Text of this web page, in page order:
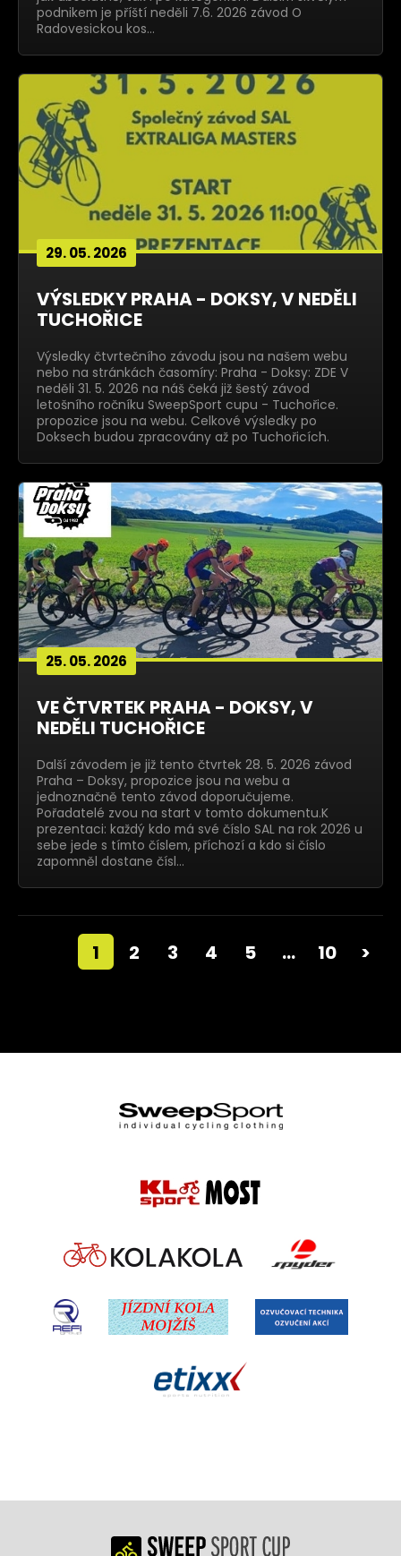
podnikem je příští neděli 7.6. 2026 závod O
Radovesickou kos…
29. 05. 2026
VÝSLEDKY PRAHA - DOKSY, V NEDĚLI
TUCHOŘICE
Výsledky čtvrtečního závodu jsou na našem webu
nebo na stránkách časomíry: Praha - Doksy: ZDE V
neděli 31. 5. 2026 na náš čeká již šestý závod
letošního ročníku SweepSport cupu - Tuchořice.
propozice jsou na webu. Celkové výsledky po
Doksech budou zpracovány až po Tuchořicích.
25. 05. 2026
VE ČTVRTEK PRAHA - DOKSY, V
NEDĚLI TUCHOŘICE
Další závodem je již tento čtvrtek 28. 5. 2026 závod
Praha – Doksy, propozice jsou na webu a
jednoznačně tento závod doporučujeme.
Pořadatelé zvou na start v tomto dokumentu.K
prezentaci: každý kdo má své číslo SAL na rok 2026 u
sebe jede s tímto číslem, příchozí a kdo si číslo
zapomněl dostane čísl…
1 2 3 4 5 … 10 >